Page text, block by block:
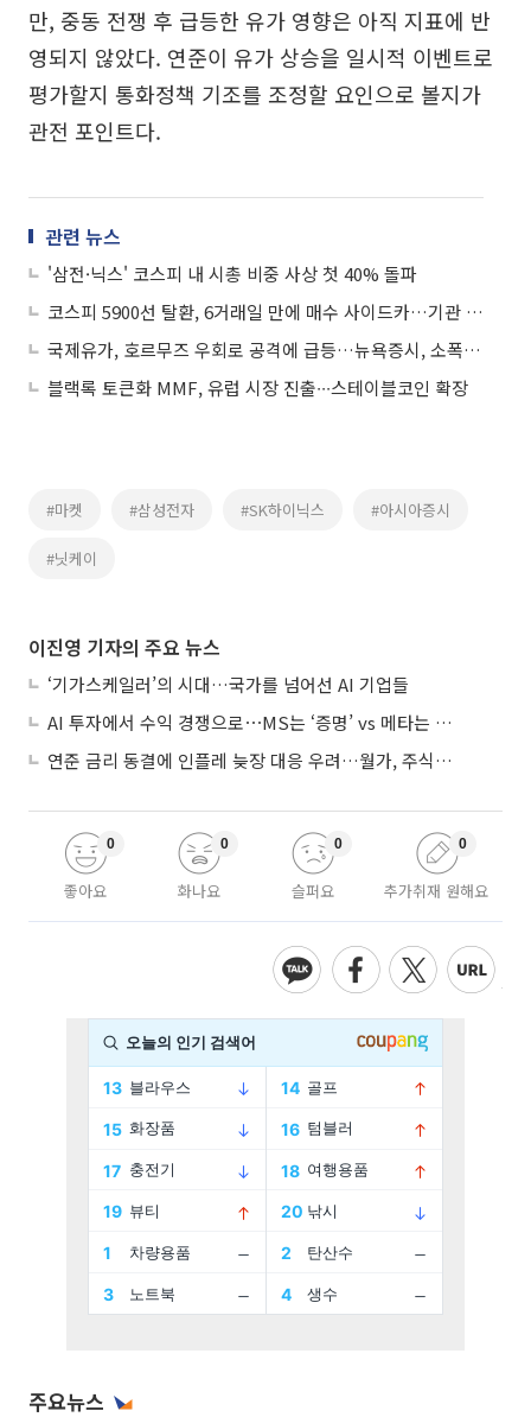
만, 중동 전쟁 후 급등한 유가 영향은 아직 지표에 반
영되지 않았다. 연준이 유가 상승을 일시적 이벤트로
평가할지 통화정책 기조를 조정할 요인으로 볼지가
관전 포인트다.
관련 뉴스
'삼전·닉스' 코스피 내 시총 비중 사상 첫 40% 돌파
코스피 5900선 탈환, 6거래일 만에 매수 사이드카…기관 3.4조 역대급 '사자'
국제유가, 호르무즈 우회로 공격에 급등…뉴욕증시, 소폭 상승
블랙록 토큰화 MMF, 유럽 시장 진출∙∙∙스테이블코인 확장
#마켓 #삼성전자 #SK하이닉스 #아시아증시
#닛케이
이진영 기자의 주요 뉴스
‘기가스케일러’의 시대…국가를 넘어선 AI 기업들
AI 투자에서 수익 경쟁으로⋯MS는 ‘증명’ vs 메타는 ‘숙제’
연준 금리 동결에 인플레 늦장 대응 우려…월가, 주식도 채권도 던졌다
좋아요
0
화나요
0
슬퍼요
0
추가취재 원해요
0
주요뉴스